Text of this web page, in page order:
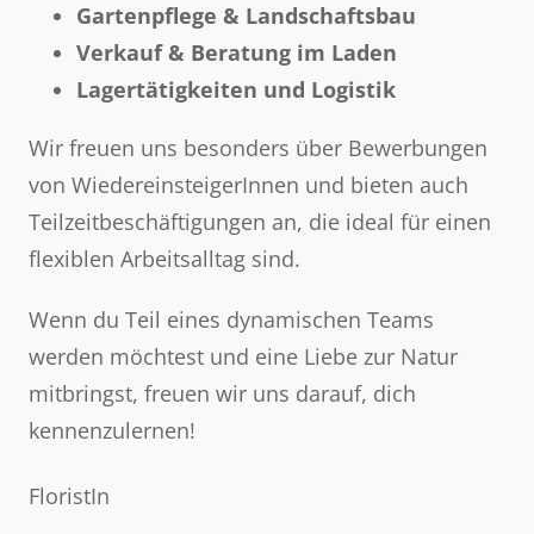
Gartenpflege & Landschaftsbau
Verkauf & Beratung im Laden
Lagertätigkeiten und Logistik
Wir freuen uns besonders über Bewerbungen
von WiedereinsteigerInnen und bieten auch
Teilzeitbeschäftigungen an, die ideal für einen
flexiblen Arbeitsalltag sind.
Wenn du Teil eines dynamischen Teams
werden möchtest und eine Liebe zur Natur
mitbringst, freuen wir uns darauf, dich
kennenzulernen!
FloristIn